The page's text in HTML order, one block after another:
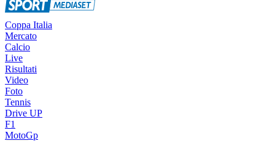
Coppa Italia
Mercato
Calcio
Live
Risultati
Video
Foto
Tennis
Drive UP
F1
MotoGp